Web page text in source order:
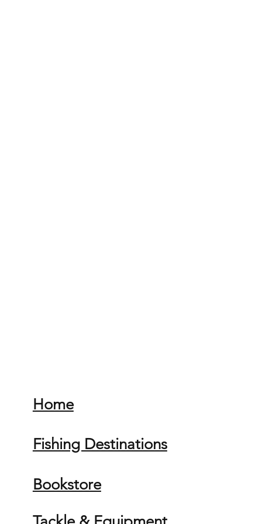
Home
Fishing Destinations
Bookstore